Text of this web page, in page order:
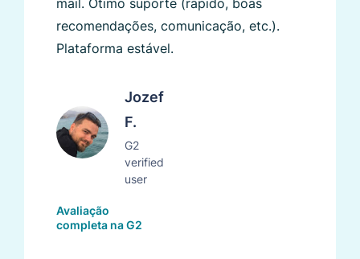
recomendações, comunicação, etc.).
Plataforma estável.
Jozef
F.
G2
verified
user
Avaliação
completa na G2